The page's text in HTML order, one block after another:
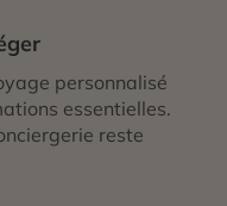
personnalisé
essentielles.
reste